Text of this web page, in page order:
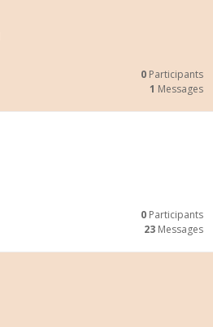
0 Participants
1 Messages
0 Participants
23 Messages